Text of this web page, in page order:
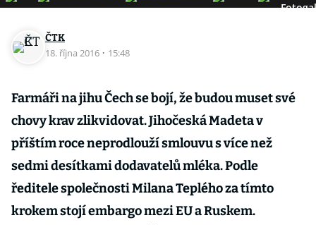
ČTK
18. října 2016 · 15:48
Farmáři na jihu Čech se bojí, že budou muset své
chovy krav zlikvidovat. Jihočeská Madeta v
příštím roce neprodlouží smlouvu s více než
sedmi desítkami dodavatelů mléka. Podle
ředitele společnosti Milana Teplého za tímto
krokem stojí embargo mezi EU a Ruskem.